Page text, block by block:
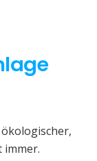
immer.